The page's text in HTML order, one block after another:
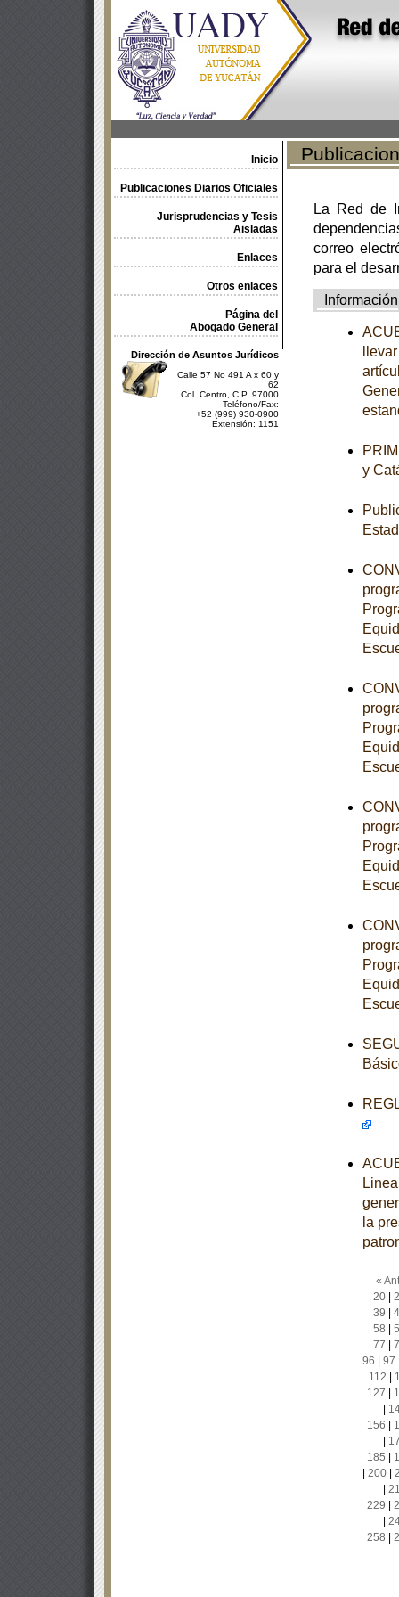
Inicio
Publicaciones Diarios Oficiales
Jurisprudencias y Tesis
Aisladas
Enlaces
Otros enlaces
Página del
Abogado General
Dirección de Asuntos Jurídicos
Calle 57 No 491 A x 60 y
62
Col. Centro, C.P. 97000
Teléfono/Fax:
+52 (999) 930-0900
Extensión: 1151
La Red de
correo
para el
Información
y
la
«
20|
39
58
77
96
97
112
127
156
185
200|
229
258